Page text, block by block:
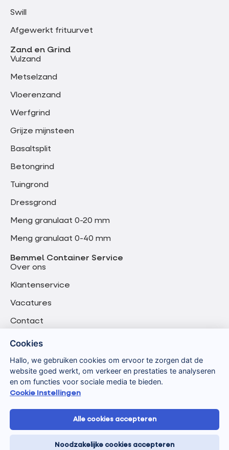
Swill
Afgewerkt frituurvet
Zand en Grind
Vulzand
Metselzand
Vloerenzand
Werfgrind
Grijze mijnsteen
Basaltsplit
Betongrind
Tuingrond
Dressgrond
Meng granulaat 0-20 mm
Meng granulaat 0-40 mm
Bemmel Container Service
Over ons
Klantenservice
Vacatures
Contact
Cookies
Hallo, we gebruiken cookies om ervoor te zorgen dat de
website goed werkt, om verkeer en prestaties te analyseren
en om functies voor sociale media te bieden.
Cookie Instellingen
Alle cookies accepteren
Noodzakelijke cookies accepteren